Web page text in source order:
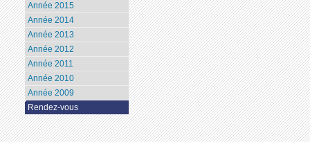
Année 2015
Année 2014
Année 2013
Année 2012
Année 2011
Année 2010
Année 2009
Rendez-vous